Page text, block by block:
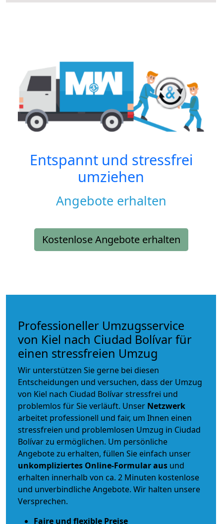
Entspannt und stressfrei
umziehen
Angebote erhalten
Kostenlose Angebote erhalten
Professioneller Umzugsservice
von Kiel nach Ciudad Bolívar für
einen stressfreien Umzug
Wir unterstützen Sie gerne bei diesen
Entscheidungen und versuchen, dass der Umzug
von Kiel nach Ciudad Bolívar stressfrei und
problemlos für Sie verläuft. Unser Netzwerk
arbeitet professionell und fair, um Ihnen einen
stressfreien und problemlosen Umzug in Ciudad
Bolívar zu ermöglichen. Um persönliche
Angebote zu erhalten, füllen Sie einfach unser
unkompliziertes Online-Formular aus und
erhalten innerhalb von ca. 2 Minuten kostenlose
und unverbindliche Angebote. Wir halten unsere
Versprechen.
Faire und flexible Preise